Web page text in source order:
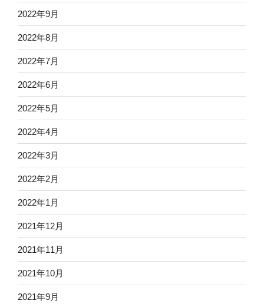
2022年9月
2022年8月
2022年7月
2022年6月
2022年5月
2022年4月
2022年3月
2022年2月
2022年1月
2021年12月
2021年11月
2021年10月
2021年9月